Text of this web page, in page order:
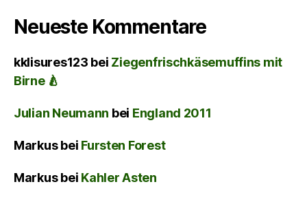
Neueste Kommentare
kklisures123 bei Ziegenfrischkäsemuffins mit
Birne 🍐
Julian Neumann bei England 2011
Markusbei Fursten Forest
Markusbei Kahler Asten